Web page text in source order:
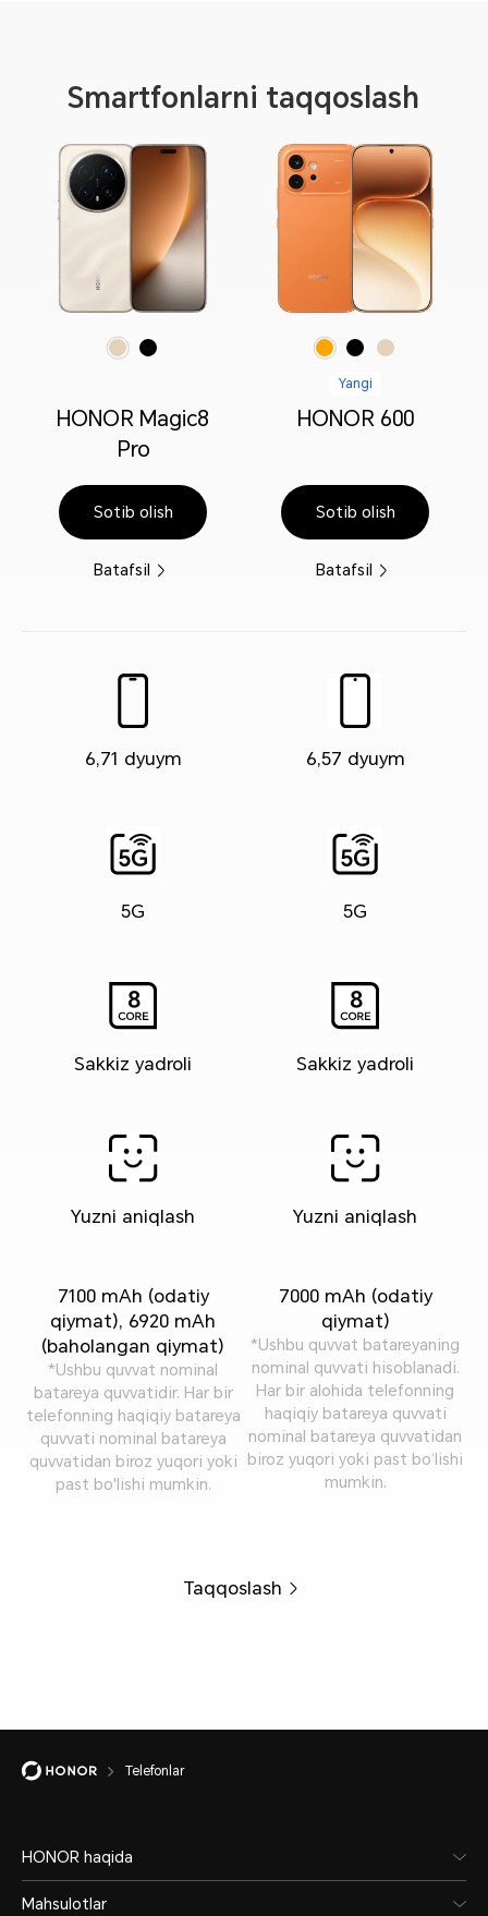
Smartfonlarni taqqoslash
HONOR Magic8
Pro
Sotib olish
Batafsil
6,71 dyuym
5G
Sakkiz yadroli
Yuzni aniqlash
7100 mAh (odatiy
qiymat), 6920 mAh
(baholangan qiymat)
*Ushbu quvvat nominal
batareya quvvatidir. Har bir
telefonning haqiqiy batareya
quvvati nominal batareya
quvvatidan biroz yuqori yoki
past bo'lishi mumkin.
Yangi
HONOR 600
Sotib olish
Batafsil
6,57 dyuym
5G
Sakkiz yadroli
Yuzni aniqlash
7000 mAh (odatiy
qiymat)
*Ushbu quvvat batareyaning
nominal quvvati hisoblanadi.
Har bir alohida telefonning
haqiqiy batareya quvvati
nominal batareya quvvatidan
biroz yuqori yoki past bo‘lishi
mumkin.
Taqqoslash
Telefonlar
HONOR haqida
Mahsulotlar